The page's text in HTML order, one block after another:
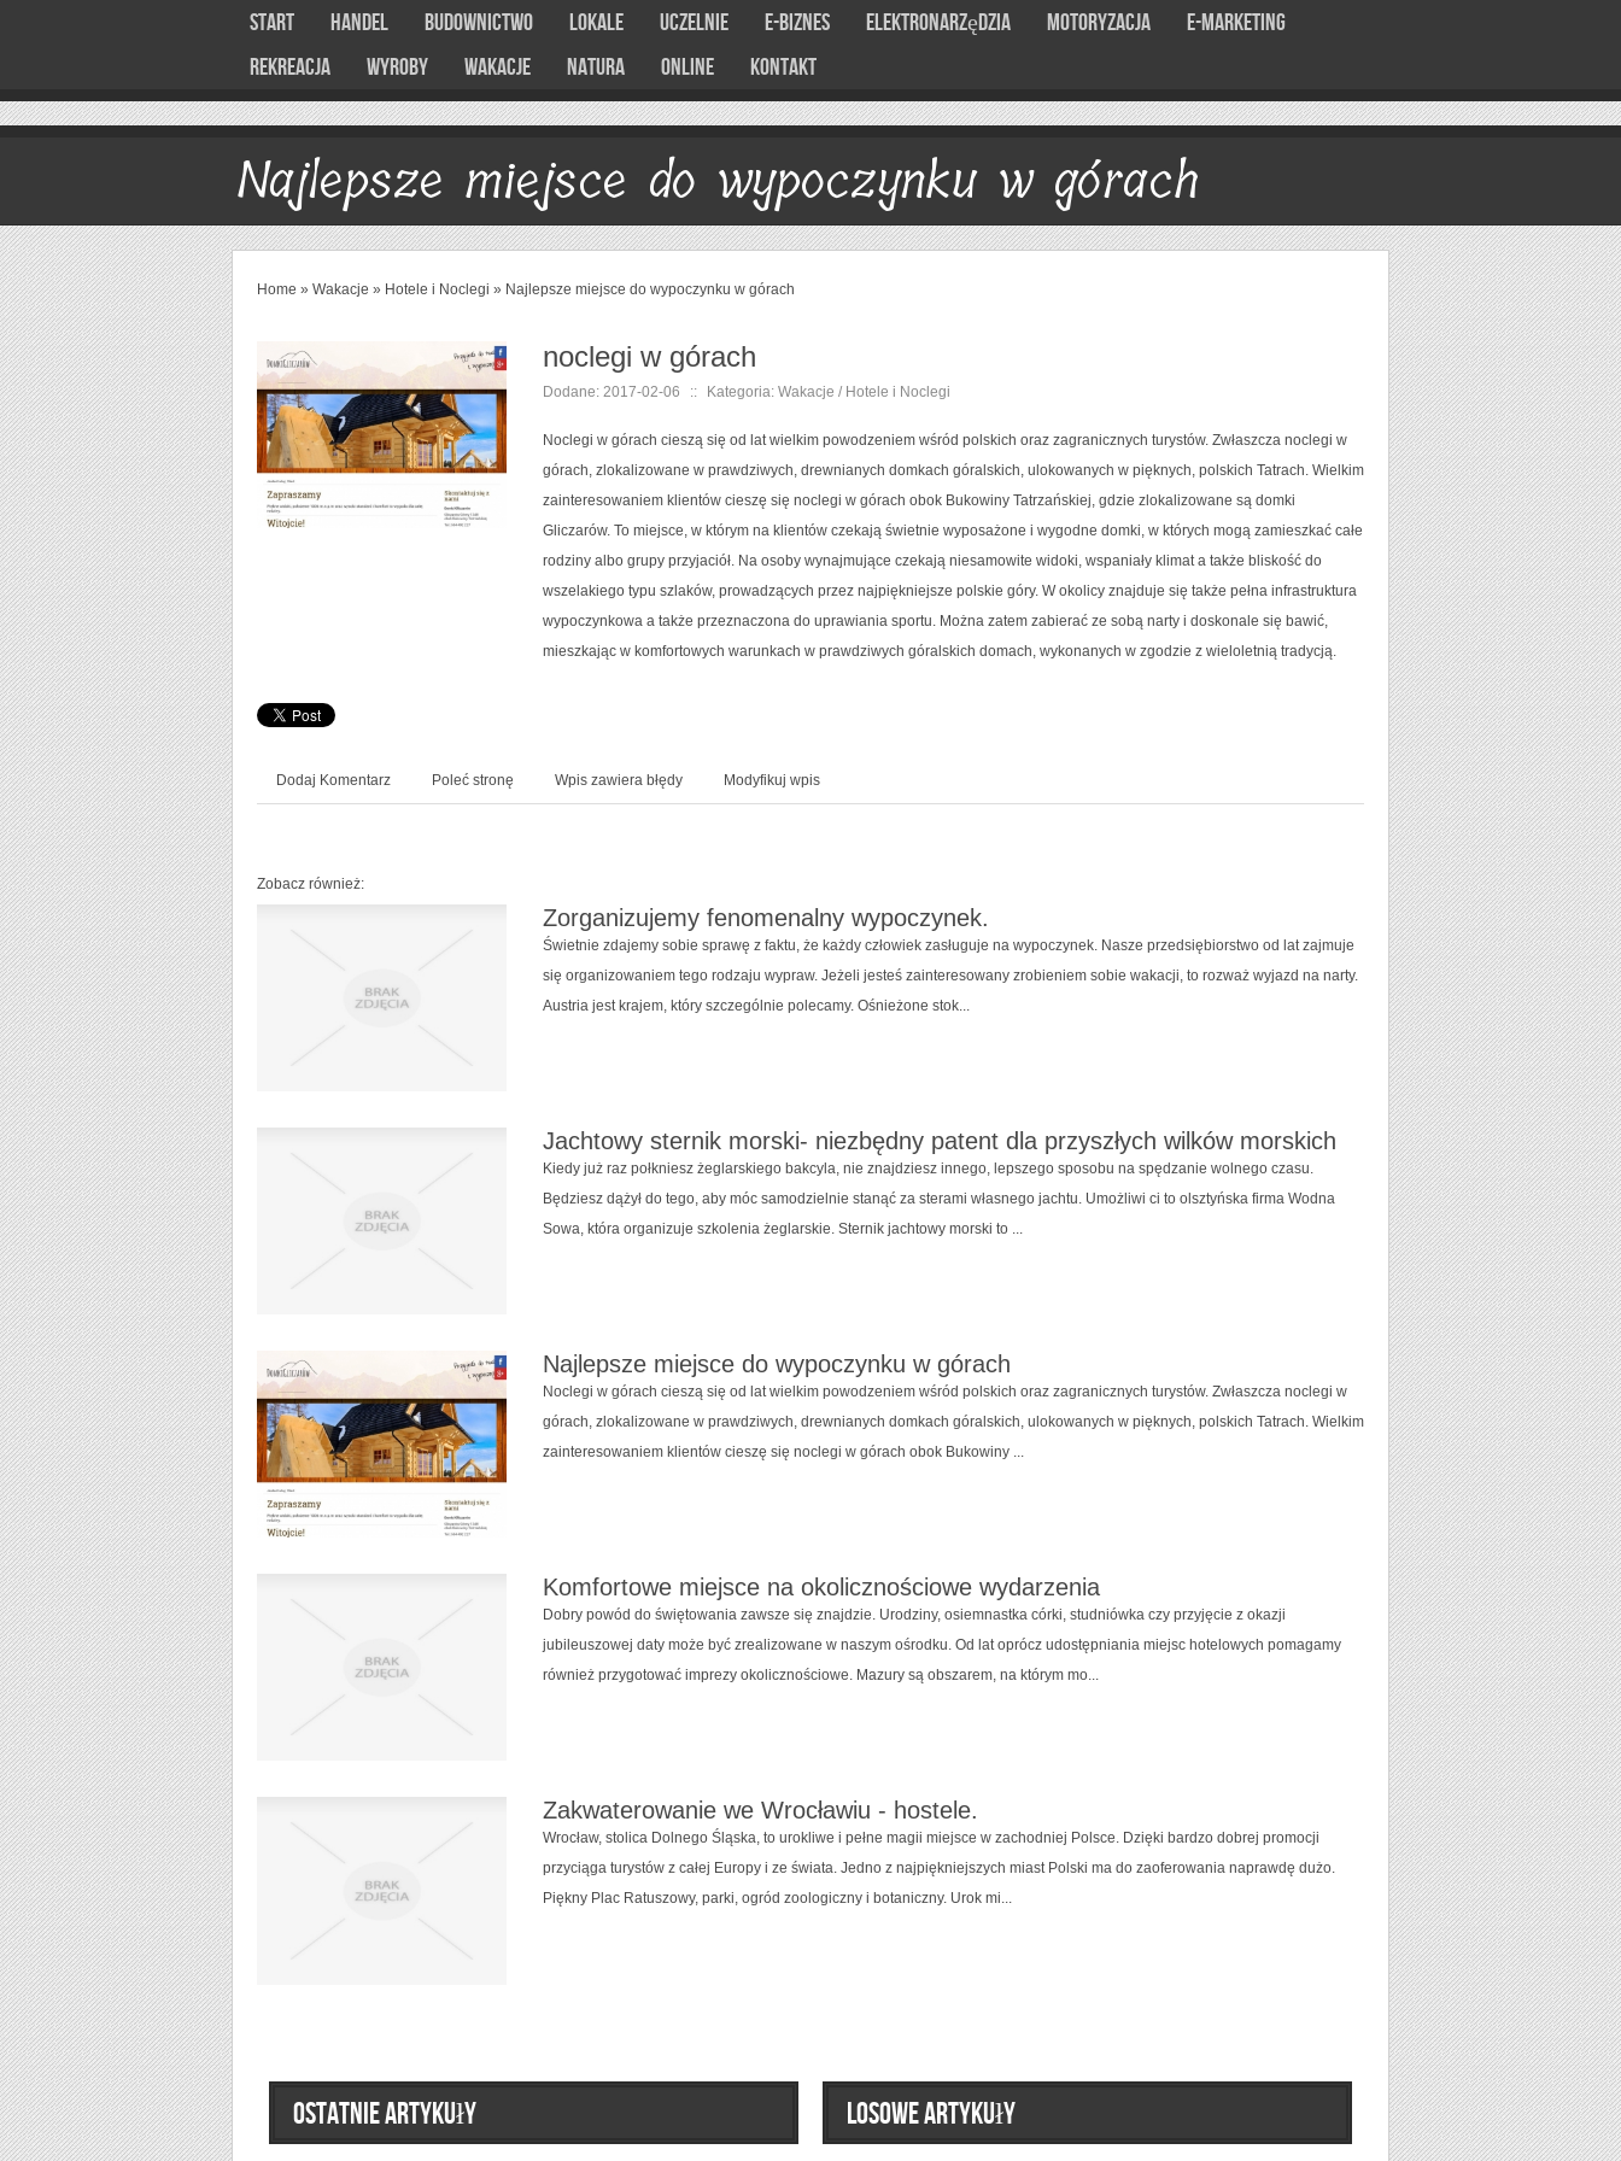
Start Handel Budownictwo Lokale Uczelnie E-Biznes Elektronarzędzia Motoryzacja
E-marketing
Rekreacja
Wyroby Wakacje Natura Online Kontakt
Najlepsze miejsce do wypoczynku w górach
Home » Wakacje » Hotele i Noclegi » Najlepsze miejsce do wypoczynku w górach
noclegi w górach
Dodane: 2017-02-06 :: Kategoria: Wakacje / Hotele i Noclegi
Noclegi w górach cieszą się od lat wielkim powodzeniem wśród polskich oraz zagranicznych turystów. Zwłaszcza noclegi w
górach, zlokalizowane w prawdziwych, drewnianych domkach góralskich, ulokowanych w pięknych, polskich Tatrach. Wielkim
zainteresowaniem klientów cieszę się noclegi w górach obok Bukowiny Tatrzańskiej, gdzie zlokalizowane są domki
Gliczarów. To miejsce, w którym na klientów czekają świetnie wyposażone i wygodne domki, w których mogą zamieszkać całe
rodziny albo grupy przyjaciół. Na osoby wynajmujące czekają niesamowite widoki, wspaniały klimat a także bliskość do
wszelakiego typu szlaków, prowadzących przez najpiękniejsze polskie góry. W okolicy znajduje się także pełna infrastruktura
wypoczynkowa a także przeznaczona do uprawiania sportu. Można zatem zabierać ze sobą narty i doskonale się bawić,
mieszkając w komfortowych warunkach w prawdziwych góralskich domach, wykonanych w zgodzie z wieloletnią tradycją.
Dodaj Komentarz Poleć stronę Wpis zawiera błędy Modyfikuj wpis
Zobacz również:
Zorganizujemy fenomenalny wypoczynek.
Świetnie zdajemy sobie sprawę z faktu, że każdy człowiek zasługuje na wypoczynek. Nasze przedsiębiorstwo od lat zajmuje
się organizowaniem tego rodzaju wypraw. Jeżeli jesteś zainteresowany zrobieniem sobie wakacji, to rozważ wyjazd na narty.
Austria jest krajem, który szczególnie polecamy. Ośnieżone stok...
Jachtowy sternik morski- niezbędny patent dla przyszłych wilków morskich
Kiedy już raz połkniesz żeglarskiego bakcyla, nie znajdziesz innego, lepszego sposobu na spędzanie wolnego czasu.
Będziesz dążył do tego, aby móc samodzielnie stanąć za sterami własnego jachtu. Umożliwi ci to olsztyńska firma Wodna
Sowa, która organizuje szkolenia żeglarskie. Sternik jachtowy morski to ...
Najlepsze miejsce do wypoczynku w górach
Noclegi w górach cieszą się od lat wielkim powodzeniem wśród polskich oraz zagranicznych turystów. Zwłaszcza noclegi w
górach, zlokalizowane w prawdziwych, drewnianych domkach góralskich, ulokowanych w pięknych, polskich Tatrach. Wielkim
zainteresowaniem klientów cieszę się noclegi w górach obok Bukowiny ...
Komfortowe miejsce na okolicznościowe wydarzenia
Dobry powód do świętowania zawsze się znajdzie. Urodziny, osiemnastka córki, studniówka czy przyjęcie z okazji
jubileuszowej daty może być zrealizowane w naszym ośrodku. Od lat oprócz udostępniania miejsc hotelowych pomagamy
również przygotować imprezy okolicznościowe. Mazury są obszarem, na którym mo...
Zakwaterowanie we Wrocławiu - hostele.
Wrocław, stolica Dolnego Śląska, to urokliwe i pełne magii miejsce w zachodniej Polsce. Dzięki bardzo dobrej promocji
przyciąga turystów z całej Europy i ze świata. Jedno z najpiękniejszych miast Polski ma do zaoferowania naprawdę dużo.
Piękny Plac Ratuszowy, parki, ogród zoologiczny i botaniczny. Urok mi...
Ostatnie artykuły Losowe artykuły